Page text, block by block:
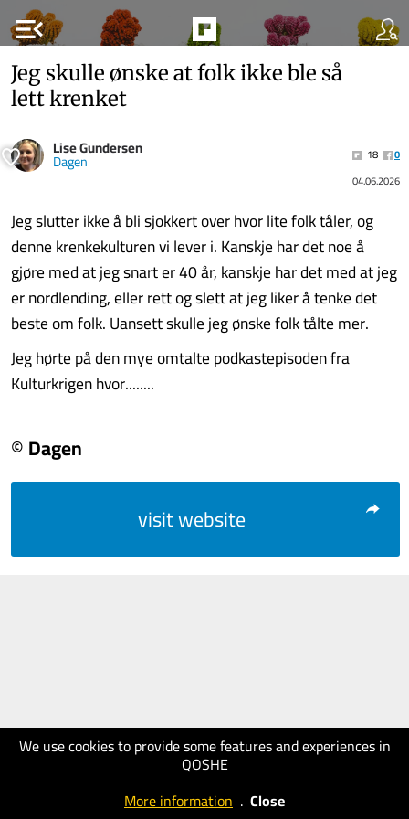
menu_open
We use cookies to provide some features and experiences in
QOSHE
More information . Close
Jeg skulle ønske at folk ikke ble så
lett krenket
Lise Gundersen
Dagen 18
0
04.06.2026
Jeg slutter ikke å bli sjokkert over hvor lite folk tåler, og
denne krenkekulturen vi lever i. Kanskje har det noe å
gjøre med at jeg snart er 40 år, kanskje har det med at jeg
er nordlending, eller rett og slett at jeg liker å tenke det
beste om folk. Uansett skulle jeg ønske folk tålte mer.
Jeg hørte på den mye omtalte podkastepisoden fra
Kulturkrigen hvor........
© Dagen
visit website